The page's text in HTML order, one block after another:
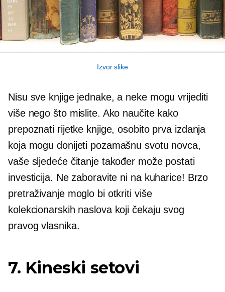
Izvor slike
Nisu sve knjige jednake, a neke mogu vrijediti
više nego što mislite. Ako naučite kako
prepoznati rijetke knjige, osobito prva izdanja
koja mogu donijeti pozamašnu svotu novca,
vaše sljedeće čitanje također može postati
investicija. Ne zaboravite ni na kuharice! Brzo
pretraživanje moglo bi otkriti više
kolekcionarskih naslova koji čekaju svog
pravog vlasnika.
7. Kineski setovi